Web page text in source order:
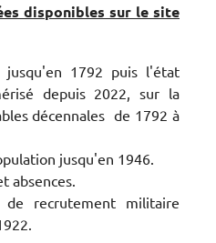
disponibles sur le site
jusqu'en 1792 puis l'état
depuis 2022, sur la
décennales de 1792 à
jusqu'en 1946.
absences.
de recrutement militaire